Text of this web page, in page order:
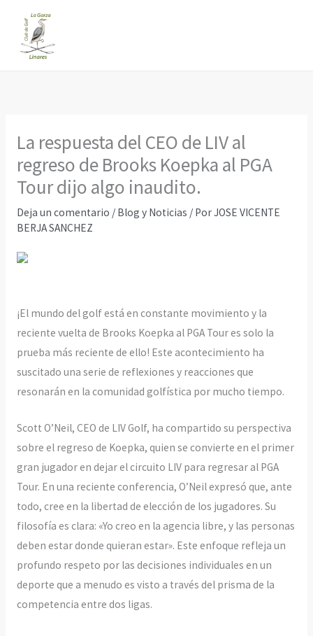
contenido
La respuesta del CEO de LIV al
regreso de Brooks Koepka al PGA
Tour dijo algo inaudito.
Deja un comentario / Blog y Noticias / PorJOSE VICENTE
BERJA SANCHEZ
¡El mundo del golf está en constante movimiento y la
reciente vuelta de Brooks Koepka al PGA Tour es solo la
prueba más reciente de ello! Este acontecimiento ha
suscitado una serie de reflexiones y reacciones que
resonarán en la comunidad golfística por mucho tiempo.
Scott O’Neil, CEO de LIV Golf, ha compartido su perspectiva
sobre el regreso de Koepka, quien se convierte en el primer
gran jugador en dejar el circuito LIV para regresar al PGA
Tour. En una reciente conferencia, O’Neil expresó que, ante
todo, cree en la libertad de elección de los jugadores. Su
filosofía es clara: «Yo creo en la agencia libre, y las personas
deben estar donde quieran estar». Este enfoque refleja un
profundo respeto por las decisiones individuales en un
deporte que a menudo es visto a través del prisma de la
competencia entre dos ligas.